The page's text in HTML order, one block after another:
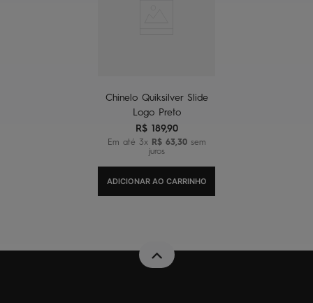
Chinelo Quiksilver Slide
Logo Preto
R$ 189,90
Em até 3x R$ 63 30sem
juros
ADICIONAR AO CARRINHO